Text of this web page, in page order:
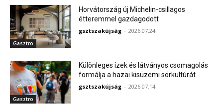
Gasztro
Horvátország új Michelin-csillagos
étteremmel gazdagodott
gsztszakújság - 2026.07.24.
Gasztro
Különleges ízek és látványos csomagolás
formálja a hazai kisüzemi sörkultúrát
gsztszakújság - 2026.07.14.